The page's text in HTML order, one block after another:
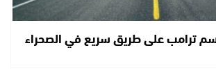
ترامب على طريق سريع في الصحراء